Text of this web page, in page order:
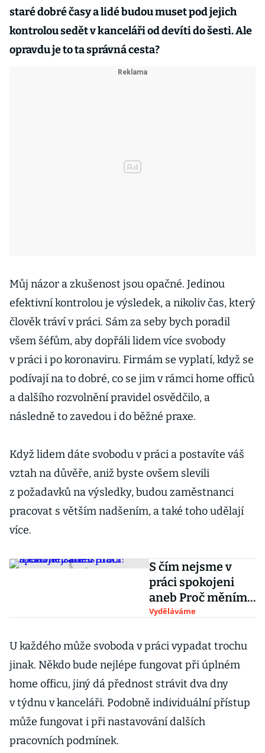
staré dobré časy a lidé budou muset pod jejich
kontrolou sedět v kanceláři od devíti do šesti. Ale
opravdu je to ta správná cesta?
Můj názor a zkušenost jsou opačné. Jedinou
efektivní kontrolou je výsledek, a nikoliv čas, který
člověk tráví v práci. Sám za seby bych poradil
všem šéfům, aby dopřáli lidem více svobody
v práci i po koronaviru. Firmám se vyplatí, když se
podívají na to dobré, co se jim v rámci home officů
a dalšího rozvolnění pravidel osvědčilo, a
následně to zavedou i do běžné praxe.
Když lidem dáte svobodu v práci a postavíte váš
vztah na důvěře, aniž byste ovšem slevili
z požadavků na výsledky, budou zaměstnanci
pracovat s větším nadšením, a také toho udělají
více.
S čím nejsme v
práci spokojeni
aneb Proč měníme
zaměstnání?
Vyděláváme
U každého může svoboda v práci vypadat trochu
jinak. Někdo bude nejlépe fungovat při úplném
home officu, jiný dá přednost strávit dva dny
v týdnu v kanceláři. Podobně individuální přístup
může fungovat i při nastavování dalších
pracovních podmínek.